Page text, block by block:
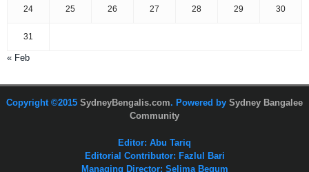
24 25 26 27 28 29 30
31
« Feb
Copyright ©2015 SydneyBengalis.com. Powered by Sydney Bangalee
Community
Editor: Abu Tariq
Editorial Contributor: Fazlul Bari
Managing Director: Selima Begum